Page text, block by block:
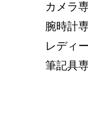
カメラ
腕時計
レディ
筆記具